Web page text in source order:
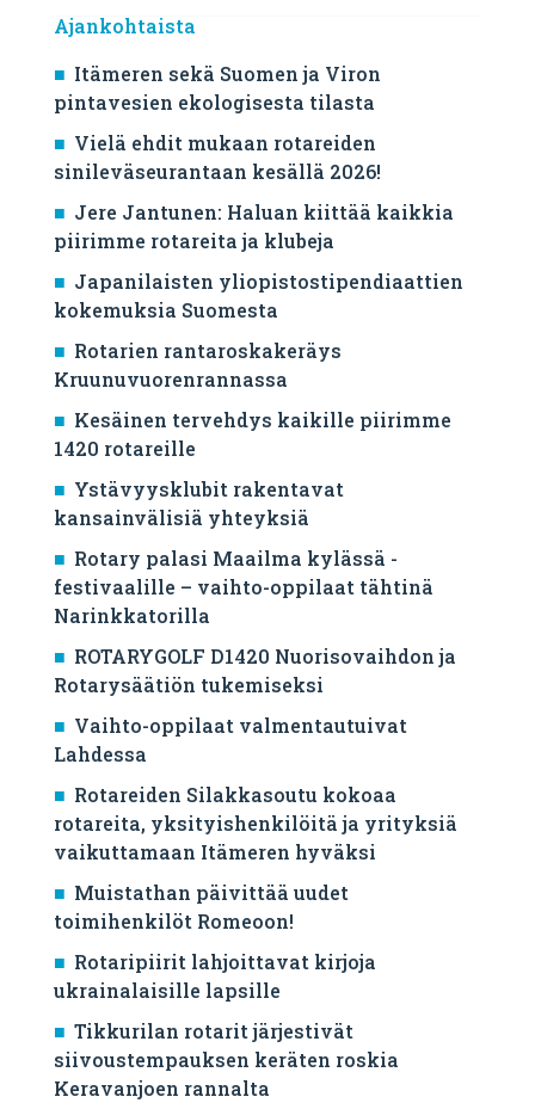
Ajankohtaista
Itämeren sekä Suomen ja Viron
pintavesien ekologisesta tilasta
Vielä ehdit mukaan rotareiden
sinileväseurantaan kesällä 2026!
Jere Jantunen: Haluan kiittää kaikkia
piirimme rotareita ja klubeja
Japanilaisten yliopistostipendiaattien
kokemuksia Suomesta
Rotarien rantaroskakeräys
Kruunuvuorenrannassa
Kesäinen tervehdys kaikille piirimme
1420 rotareille
Ystävyysklubit rakentavat
kansainvälisiä yhteyksiä
Rotary palasi Maailma kylässä -
festivaalille – vaihto-oppilaat tähtinä
Narinkkatorilla
ROTARYGOLF D1420 Nuorisovaihdon ja
Rotarysäätiön tukemiseksi
Vaihto-oppilaat valmentautuivat
Lahdessa
Rotareiden Silakkasoutu kokoaa
rotareita, yksityishenkilöitä ja yrityksiä
vaikuttamaan Itämeren hyväksi
Muistathan päivittää uudet
toimihenkilöt Romeoon!
Rotaripiirit lahjoittavat kirjoja
ukrainalaisille lapsille
Tikkurilan rotarit järjestivät
siivoustempauksen keräten roskia
Keravanjoen rannalta